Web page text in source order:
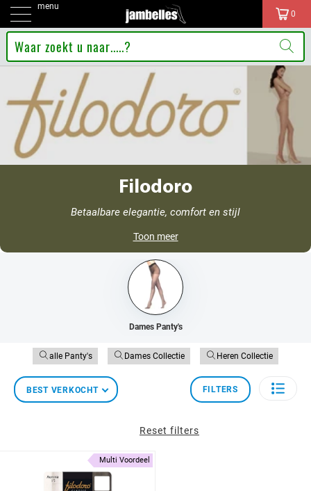
menu
0
Filodoro
Betaalbare elegantie, comfort en stijl
Toon meer
Dames Panty's
alle Panty's Dames Collectie Heren Collectie
BEST VERKOCHT FILTERS
Reset filters
Multi Voordeel